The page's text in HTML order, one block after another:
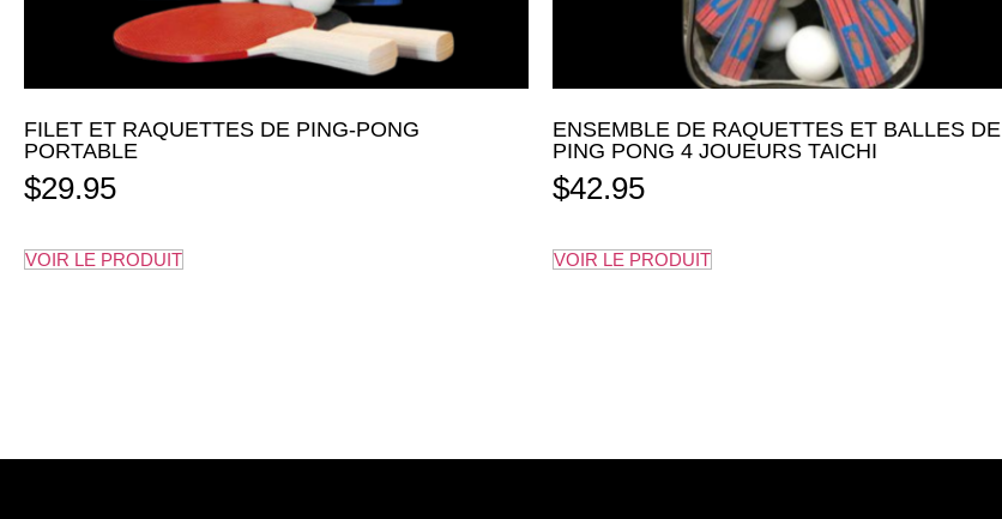
FILET ET RAQUETTES DE PING-PONG
PORTABLE
$29.95
VOIR LE PRODUIT
ENSEMBLE DE RAQUETTES ET BALLES DE
PING PONG 4 JOUEURS TAICHI
$42.95
VOIR LE PRODUIT